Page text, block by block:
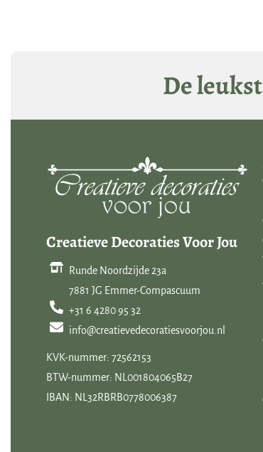
De
Creatieve Decoraties Voor Jou
Runde Noordzijde 23a
7881 JG Emmer-Compascuum
+31 6 4280 95 32
info@creatievedecoratiesvoorjou.nl
KVK-nummer: 72562153
BTW-nummer: NL001804065B27
IBAN: NL32RBRB0778006387